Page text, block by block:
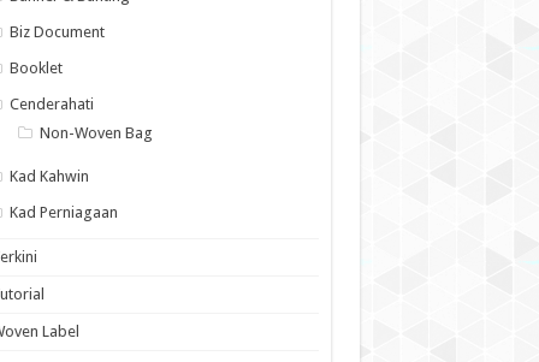
Biz Document
Booklet
Cenderahati
Non-Woven Bag
Kad Kahwin
Kad Perniagaan
Label